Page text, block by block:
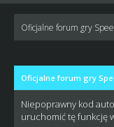
Oficjalne forum gry
Oficjalne forum gry
Niepoprawny kod
uruchomić tę funkcję